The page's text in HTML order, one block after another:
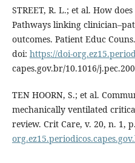
STREET, R. L.; et al. How
Pathways linking
outcomes. Patient Educ
doi: https://doi-
capes.gov.br/10.1016/
TEN HOORN, S.; et al.
mechanically ventilated
review. Crit Care, v. 20, n. 1,